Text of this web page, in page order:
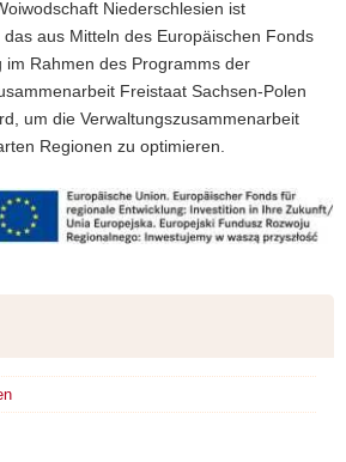
Niederschlesien ist
aus Mitteln des Europäischen Fonds
im Rahmen des Programms der
Freistaat Sachsen-Polen
um die Verwaltungszusammenarbeit
Regionen zu optimieren.